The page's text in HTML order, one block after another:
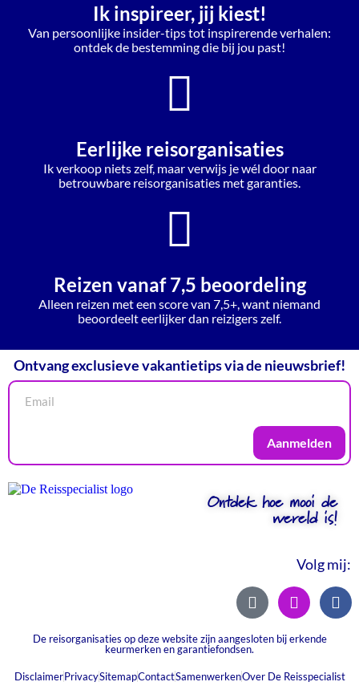
Ik inspireer, jij kiest!
Van persoonlijke insider-tips tot inspirerende verhalen:
ontdek de bestemming die bij jou past!
Eerlijke reisorganisaties
Ik verkoop niets zelf, maar verwijs je wél door naar
betrouwbare reisorganisaties met garanties.
Reizen vanaf 7,5 beoordeling
Alleen reizen met een score van 7,5+, want niemand
beoordeelt eerlijker dan reizigers zelf.
Ontvang exclusieve vakantietips via de nieuwsbrief!
Aanmelden
Ontdek hoe mooi de
wereld is!
Volg mij:
De reisorganisaties op deze website zijn aangesloten bij erkende
keurmerken en garantiefondsen.
DisclaimerPrivacySitemapContactSamenwerkenOver De Reisspecialist